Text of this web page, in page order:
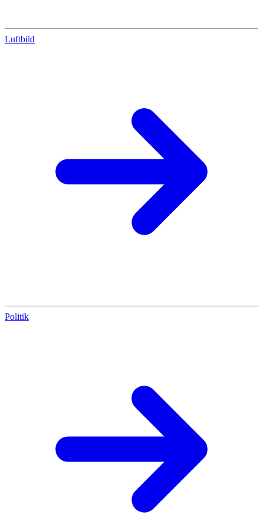
Luftbild
Politik